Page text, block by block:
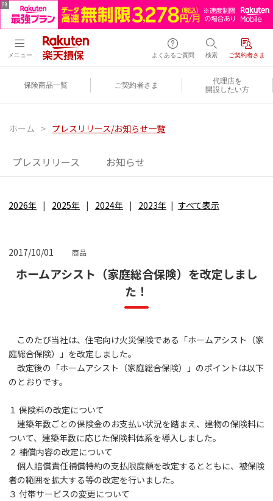
メニュー よくあるご質問 検索 ご契約者さま
保険商品一覧 ご契約者さま
代理店を
開設したい方
ホーム > プレスリリース/お知らせ一覧
プレスリリース お知らせ
2026年 2025年 2024年 2023年 すべて表示
2017/10/01 商品
ホームアシスト（家庭総合保険）を改定しまし
た！
このたび当社は、住宅向け火災保険である「ホームアシスト（家
庭総合保険）」を改定しました。
改定後の「ホームアシスト（家庭総合保険）」のポイントは以下
のとおりです。
１ 保険料の改定について
建築年数ごとの保険金のお支払い状況を踏まえ、建物の保険料に
ついて、建築年数に応じた保険料体系を導入しました。
２ 補償内容の改定について
個人賠償責任補償特約の支払限度額を改定するとともに、被保険
者の範囲を拡大する等の改定を行いました。
３ 付帯サービスの変更について